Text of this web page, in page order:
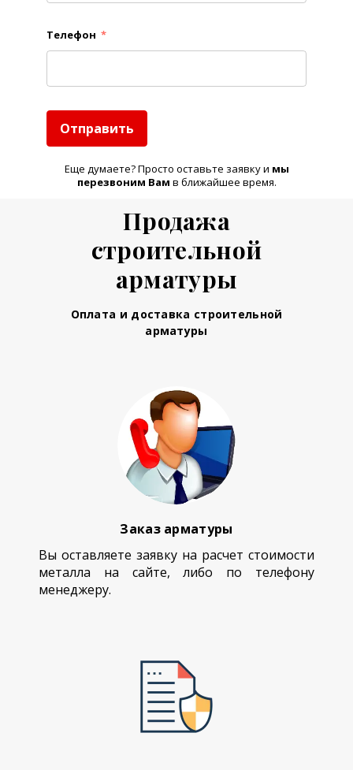
Телефон *
Отправить
Еще думаете? Просто оставьте заявку и мы
перезвоним Вам в ближайшее время.
Продажа
строительной
арматуры
Оплата и доставка строительной
арматуры
Заказ арматуры
Вы оставляете заявку на расчет стоимости
металла на сайте, либо по телефону
менеджеру.